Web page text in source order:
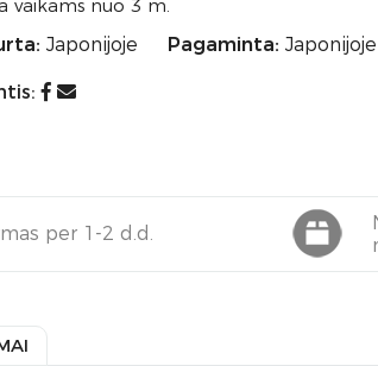
vaikams nuo 3 m.
Japonijoje Pagaminta: Japonijoje
per 1-2 d.d.